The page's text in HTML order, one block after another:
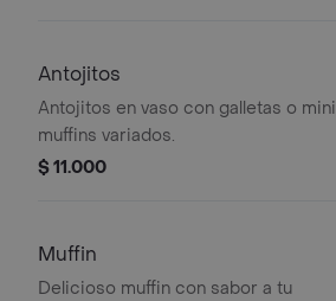
Antojitos
Antojitos en vaso con galletas o mini
muffins variados.
$ 11.000
Muffin
Delicioso muffin con sabor a tu